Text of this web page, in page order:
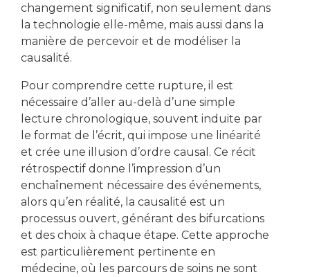
changement significatif, non seulement dans
la technologie elle-même, mais aussi dans la
manière de percevoir et de modéliser la
causalité.
Pour comprendre cette rupture, il est
nécessaire d’aller au-delà d’une simple
lecture chronologique, souvent induite par
le format de l’écrit, qui impose une linéarité
et crée une illusion d’ordre causal. Ce récit
rétrospectif donne l’impression d’un
enchaînement nécessaire des événements,
alors qu’en réalité, la causalité est un
processus ouvert, générant des bifurcations
et des choix à chaque étape. Cette approche
est particulièrement pertinente en
médecine, où les parcours de soins ne sont